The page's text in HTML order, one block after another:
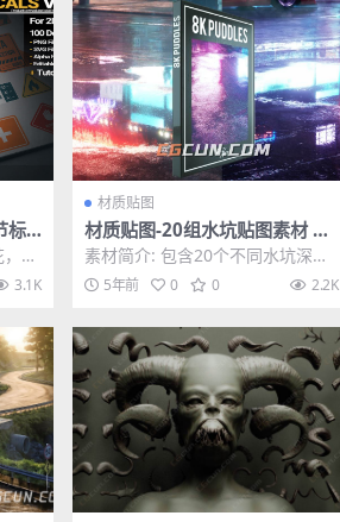
标
可
3.1K
材质贴图
材质贴图-20组水坑贴图素材 Pu
ddlemaps by Dizzy Viper Vo
l.3
素材简介: 包含20个不同水坑深度
贴图素材，PNG格式，适用于任何
三维软件 其他...
5年前 0 0 2.2K